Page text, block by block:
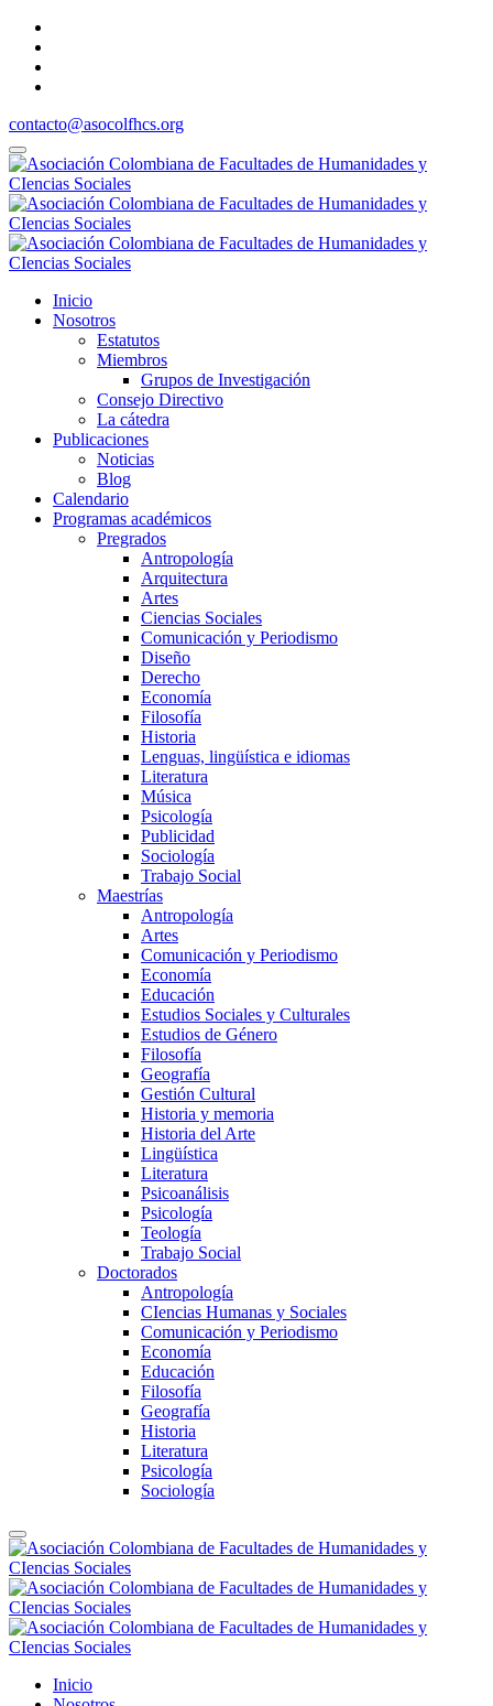
contacto@asocolfhcs.org
Inicio
Nosotros
Estatutos
Miembros
Grupos de Investigación
Consejo Directivo
La cátedra
Publicaciones
Noticias
Blog
Calendario
Programas académicos
Pregrados
Antropología
Arquitectura
Artes
Ciencias Sociales
Comunicación y Periodismo
Diseño
Derecho
Economía
Filosofía
Historia
Lenguas, lingüística e idiomas
Literatura
Música
Psicología
Publicidad
Sociología
Trabajo Social
Maestrías
Antropología
Artes
Comunicación y Periodismo
Economía
Educación
Estudios Sociales y Culturales
Estudios de Género
Filosofía
Geografía
Gestión Cultural
Historia y memoria
Historia del Arte
Lingüística
Literatura
Psicoanálisis
Psicología
Teología
Trabajo Social
Doctorados
Antropología
CIencias Humanas y Sociales
Comunicación y Periodismo
Economía
Educación
Filosofía
Geografía
Historia
Literatura
Psicología
Sociología
Inicio